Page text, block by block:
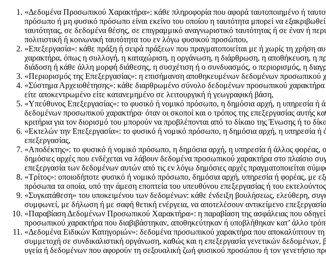
«Δεδομένα Προσωπικού Χαρακτήρα»: κάθε πληροφορία που αφορά ταυτοποιημένο ή
πρόσωπο ή μη φυσικό πρόσωπο είναι εκείνο του οποίου η ταυτότητα μπορεί να
ταυτότητας, σε δεδομένα θέσης, σε επιγραμμικό αναγνωριστικό ταυτότητας ή σε έναν ή
πολιτιστική ή κοινωνική ταυτότητα του εν λόγω φυσικού προσώπου,
«Επεξεργασία»: κάθε πράξη ή σειρά πράξεων που πραγματοποιείται με ή χωρίς τη
χαρακτήρα, όπως η συλλογή, η καταχώριση, η οργάνωση, η διάρθρωση, η αποθήκευση, η
διάδοση ή κάθε άλλη μορφή διάθεσης, η συσχέτιση ή ο συνδυασμός, ο περιορισμός, η
«Περιορισμός της Επεξεργασίας»: η επισήμανση αποθηκευμένων δεδομένων προσωπικού
«Σύστημα Αρχειοθέτησης»: κάθε διαρθρωμένο σύνολο δεδομένων προσωπικού χαρακτήρα
είτε αποκεντρωμένο είτε κατανεμημένο σε λειτουργική ή γεωγραφική βάση,
«Υπεύθυνος Επεξεργασίας»: το φυσικό ή νομικό πρόσωπο, η δημόσια αρχή, η υπηρεσία ή
δεδομένων προσωπικού χαρακτήρα· όταν οι σκοποί και ο τρόπος της επεξεργασίας αυτής
κριτήρια για τον διορισμό του μπορούν να προβλέπονται από το δίκαιο της Ένωσης ή το
«Εκτελών την Επεξεργασία»: το φυσικό ή νομικό πρόσωπο, η δημόσια αρχή, η υπηρεσία
επεξεργασίας,
«Αποδέκτης»: το φυσικό ή νομικό πρόσωπο, η δημόσια αρχή, η υπηρεσία ή άλλος φορέας,
δημόσιες αρχές που ενδέχεται να λάβουν δεδομένα προσωπικού χαρακτήρα στο πλαίσιο
επεξεργασία των δεδομένων αυτών από τις εν λόγω δημόσιες αρχές πραγματοποιείται
«Τρίτος»: οποιοδήποτε φυσικό ή νομικό πρόσωπο, δημόσια αρχή, υπηρεσία ή φορέας, με
πρόσωπα τα οποία, υπό την άμεση εποπτεία του υπευθύνου επεξεργασίας ή του
«Συγκατάθεση» του υποκειμένου των δεδομένων: κάθε ένδειξη βουλήσεως, ελεύθερη,
συμφωνεί, με δήλωση ή με σαφή θετική ενέργεια, να αποτελέσουν αντικείμενο
«Παραβίαση Δεδομένων Προσωπικού Χαρακτήρα»: η παραβίαση της ασφάλειας που
προσωπικού χαρακτήρα που διαβιβάστηκαν, αποθηκεύτηκαν ή υποβλήθηκαν κατ’ άλλο
«Δεδομένα Ειδικών Κατηγοριών»: δεδομένα προσωπικού χαρακτήρα που αποκαλύπτουν τη
συμμετοχή σε συνδικαλιστική οργάνωση, καθώς και η επεξεργασία γενετικών
υγεία ή δεδομένων που αφορούν τη σεξουαλική ζωή φυσικού προσώπου ή τον γενετήσιο